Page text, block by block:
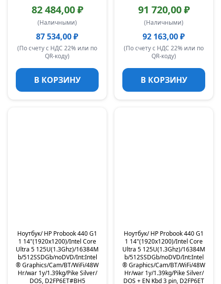
82 484,00 ₽
(Наличными)
87 534,00 ₽
(По счету с НДС 22% или по
QR-коду)
В КОРЗИНУ
91 720,00 ₽
(Наличными)
92 163,00 ₽
(По счету с НДС 22% или по
QR-коду)
В КОРЗИНУ
Ноутбук/ HP Probook 440 G1
1 14"(1920x1200)/Intel Core
Ultra 5 125U(1.3Ghz)/16384M
b/512SSDGb/noDVD/Int:Intel
® Graphics/Cam/BT/WiFi/48W
Hr/war 1y/1.39kg/Pike Silver/
DOS, D2FP6ET#BH5
Ноутбук/ HP Probook 440 G1
1 14"(1920x1200)/Intel Core
Ultra 5 125U(1.3Ghz)/16384M
b/512SSDGb/noDVD/Int:Intel
® Graphics/Cam/BT/WiFi/48W
Hr/war 1y/1.39kg/Pike Silver/
DOS + EN Kbd 3 pin, D2FP6ET